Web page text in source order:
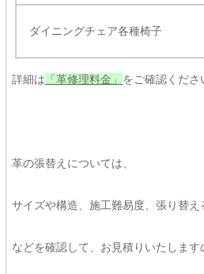
ダイニングチェア各種椅子
詳細は 「革修理料金」 をご確認くださ
革の張替えについては、
サイズや構造、施工難易度、張り替え
などを確認して、お見積りいたします